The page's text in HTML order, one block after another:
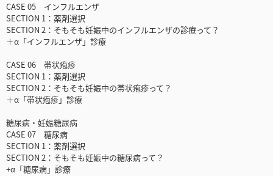
CASE 05 インフルエンザ
SECTION 1：薬剤選択
SECTION 2：そもそも妊娠中のインフルエンザの診療って？
＋α「インフルエンザ」診療
CASE 06 帯状疱疹
SECTION 1：薬剤選択
SECTION 2：そもそも妊娠中の帯状疱疹って？
＋α「帯状疱疹」診療
糖尿病・妊娠糖尿病
CASE 07 糖尿病
SECTION 1：薬剤選択
SECTION 2：そもそも妊娠中の糖尿病って？
+α「糖尿病」診療